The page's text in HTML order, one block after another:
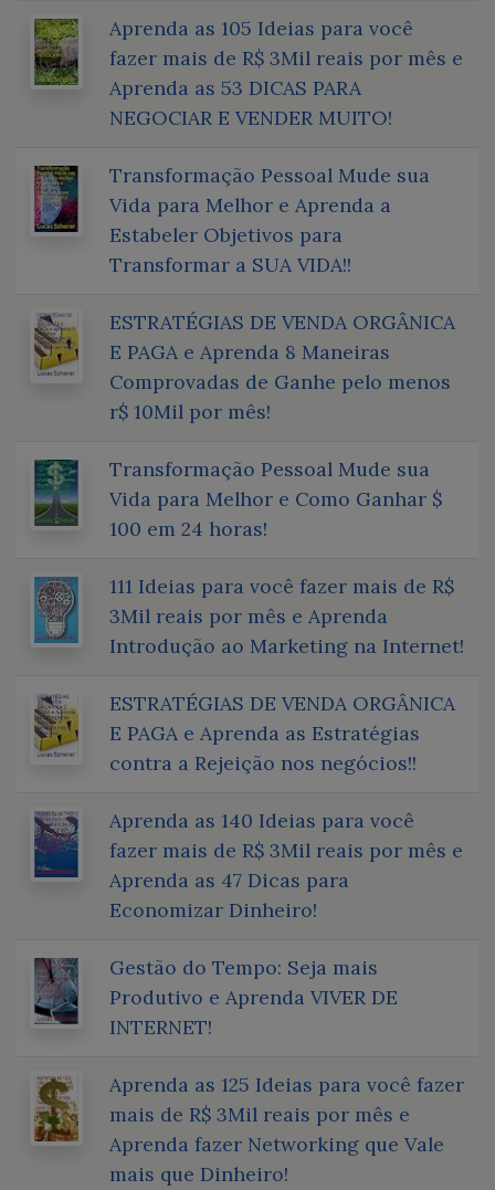
Aprenda as 105 Ideias para você
fazer mais de R$ 3Mil reais por mês e
Aprenda as 53 DICAS PARA
NEGOCIAR E VENDER MUITO!
Transformação Pessoal Mude sua
Vida para Melhor e Aprenda a
Estabeler Objetivos para
Transformar a SUA VIDA!!
ESTRATÉGIAS DE VENDA ORGÂNICA
E PAGA e Aprenda 8 Maneiras
Comprovadas de Ganhe pelo menos
r$ 10Mil por mês!
Transformação Pessoal Mude sua
Vida para Melhor e Como Ganhar $
100 em 24 horas!
111 Ideias para você fazer mais de R$
3Mil reais por mês e Aprenda
Introdução ao Marketing na Internet!
ESTRATÉGIAS DE VENDA ORGÂNICA
E PAGA e Aprenda as Estratégias
contra a Rejeição nos negócios!!
Aprenda as 140 Ideias para você
fazer mais de R$ 3Mil reais por mês e
Aprenda as 47 Dicas para
Economizar Dinheiro!
Gestão do Tempo: Seja mais
Produtivo e Aprenda VIVER DE
INTERNET!
Aprenda as 125 Ideias para você fazer
mais de R$ 3Mil reais por mês e
Aprenda fazer Networking que Vale
mais que Dinheiro!